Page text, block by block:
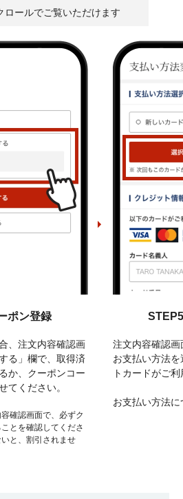
ロールでご覧いただけます
ポン登録
、注文内容確認画
る」欄で、取得済
か、クーポンコー
てください。
確認画面で、必ずク
とを確認してくださ
と、割引されませ
注文内容確認
お支払い方法
トカードがご
お支払い方法